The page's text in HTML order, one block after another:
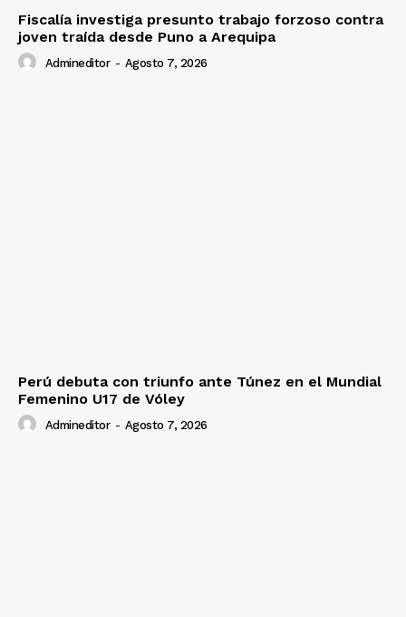
Fiscalía investiga presunto trabajo forzoso contra
joven traída desde Puno a Arequipa
Admineditor - Agosto 7, 2026
Perú debuta con triunfo ante Túnez en el Mundial
Femenino U17 de Vóley
Admineditor - Agosto 7, 2026